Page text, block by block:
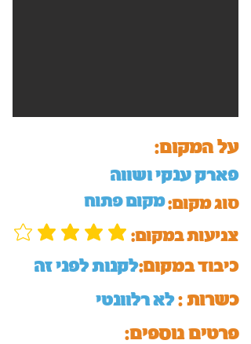
על המקום:
פארק ענקי ושווה
סוג מקום:מקום פתוח
:צניעות במקום
לקנות לפני זהכיבוד במקום:
לא רלוונטי כשרות :
:פרטים נוספים